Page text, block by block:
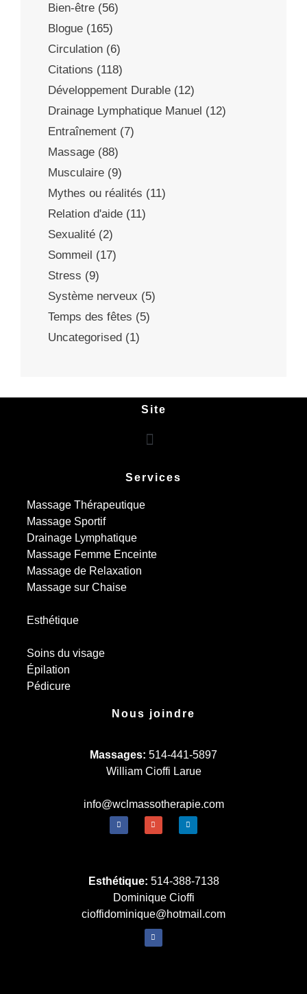
Bien-être (56)
Blogue (165)
Circulation (6)
Citations (118)
Développement Durable (12)
Drainage Lymphatique Manuel (12)
Entraînement (7)
Massage (88)
Musculaire (9)
Mythes ou réalités (11)
Relation d'aide (11)
Sexualité (2)
Sommeil (17)
Stress (9)
Système nerveux (5)
Temps des fêtes (5)
Uncategorised (1)
Site
Services
Massage Thérapeutique
Massage Sportif
Drainage Lymphatique
Massage Femme Enceinte
Massage de Relaxation
Massage sur Chaise
Esthétique
Soins du visage
Épilation
Pédicure
Nous joindre
Massages: 514-441-5897
William Cioffi Larue
info@wclmassotherapie.com
Esthétique: 514-388-7138
Dominique Cioffi
cioffidominique@hotmail.com